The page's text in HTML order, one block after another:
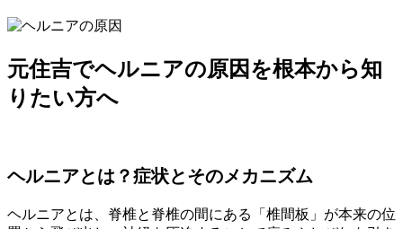
元住吉でヘルニアの原因を根本から知
りたい方へ
ヘルニアとは？症状とそのメカニズム
ヘルニアとは、脊椎と脊椎の間にある「椎間板」が本来の位